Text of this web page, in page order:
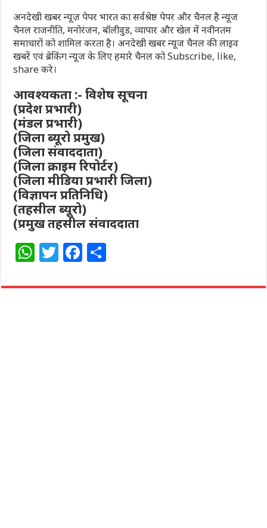
अनदेखी खबर न्यूज़ पेपर भारत का सर्वश्रेष्ठ पेपर और चैनल है न्यूज
चैनल राजनीति, मनोरंजन, बॉलीवुड, व्यापार और खेल में नवीनतम
समाचारों को शामिल करता है। अनदेखी खबर न्यूज चैनल की लाइव
खबरें एवं ब्रेकिंग न्यूज के लिए हमारे चैनल को Subscribe, like,
share करे।
आवश्यकता :- विशेष सूचना
(प्रदेश प्रभारी)
(मंडल प्रभारी)
(जिला ब्यूरो प्रमुख)
(जिला संवाददाता)
(जिला क्राइम रिपोर्टर)
(जिला मीडिया प्रभारी जिला)
(विज्ञापन प्रतिनिधि)
(तहसील ब्यूरो)
(प्रमुख तहसील संवाददाता
W
at
T
itt
F
c ar